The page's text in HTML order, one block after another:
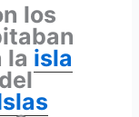
los
la isla